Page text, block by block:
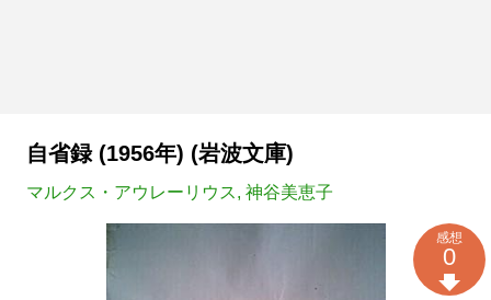
自省録 (1956年) (岩波文庫)
マルクス・アウレーリウス, 神谷美恵子
感想
0